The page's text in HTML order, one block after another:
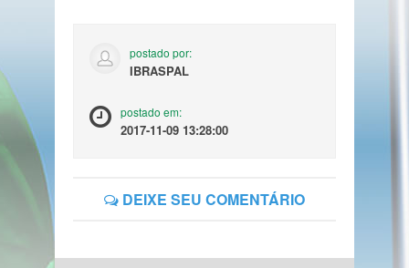
postado por:
IBRASPAL
postado em:
2017-11-09 13:28:00
DEIXE SEU COMENTÁRIO